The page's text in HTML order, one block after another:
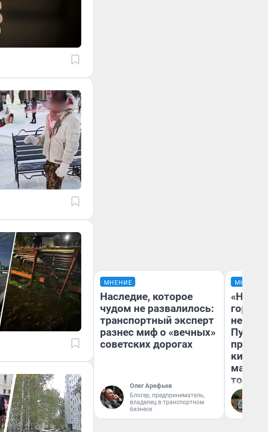
МНЕНИЕ
Наследие, которое
чудом не развалилось:
транспортный эксперт
разнес миф о «вечных»
советских дорогах
Олег Арефьев
Блогер, предприниматель,
владелец в транспортном
бизнесе
МНЕНИЕ
«Нет
того